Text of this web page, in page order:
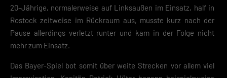
20-Jährige, normalerweise auf Linksaußen im Einsatz, half in
Rostock zeitweise im Rückraum aus, musste kurz nach der
Pause allerdings verletzt runter und kam in der Folge nicht
mehr zum Einsatz.
Das Bayer-Spiel bot somit über weite Strecken vor allem viel
Speichern
Zurück
Datenschutzeinstellungen
Essenzielle Cookies ermöglichen grundlegende Funktionen und sind für die